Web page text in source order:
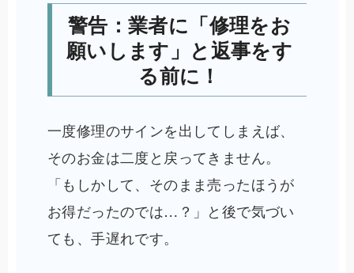
警告：業者に「修理をお
願いします」と返事をす
る前に！
一度修理のサインを出してしまえば、
そのお金は二度と戻ってきません。
「もしかして、そのまま売ったほうが
お得だったのでは…？」と後で気づい
ても、手遅れです。